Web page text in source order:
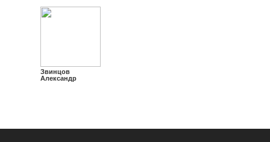
Звинцов
Александр